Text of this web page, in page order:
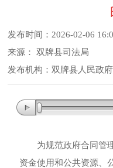
发布时间： 2026-02-06
来源： 双牌县司法局
发布机构： 双牌县人民政府
为规范政府合同管
资金使用和公共资源、